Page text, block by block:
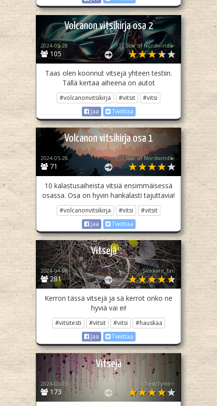
Volcanon vitsikirja osa 2
105
2024-05-28 🇫🇮Star of Nordwind💫
Taas olen koonnut vitsejä yhteen testiin.
Tällä kertaa aiheena on autot
#volcanonvitsikirja #vitsit
#vitsi
Jaa
Twiittaa
Volcanon vitsikirja osa 1
71
2024-05-28 🇫🇮Star of Nordwind💫
10 kalastusaiheista vitsiä ensimmäisessä
osassa. Osa on hyvin hankalasti tajuttavia!
#volcanonvitsikirja #vitsi
#vitsit
Jaa
Twiittaa
Vitsejä✨
281
2024-04-09 Salkkarit_fan
Kerron tässä vitsejä ja sä kerrot onko ne
hyviä vai ei!
#vitsitesti #vitsit #vitsi
#hauskaa
Jaa
Twiittaa
Vitsejä
173
2024-03-05 ✨TestiTyttö✨